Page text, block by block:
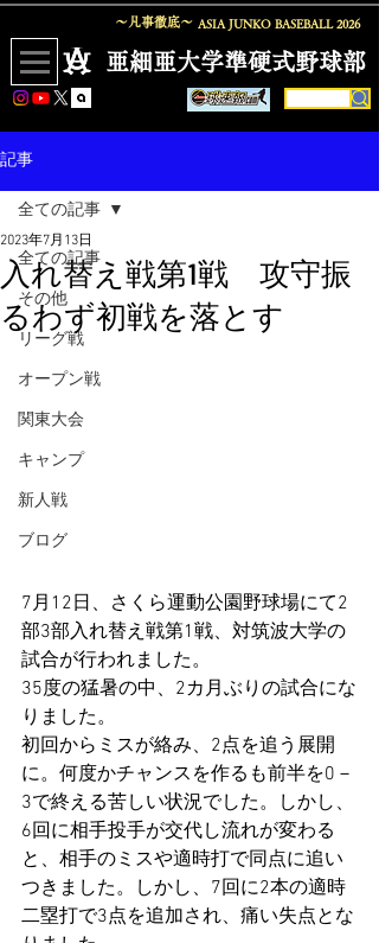
〜凡事徹底〜 ASIA JUNKO BASEBALL 2026
​亜細亜大学準硬式野球部
記事
全ての記事
その他
リーグ戦
オープン戦
関東大会
キャンプ
新人戦
ブログ
全ての記事
入れ替え戦第1戦 攻守振
るわず初戦を落とす
2023年7月13日
7月12日、さくら運動公園野球場にて2
部3部入れ替え戦第1戦、対筑波大学の
試合が行われました。
35度の猛暑の中、2カ月ぶりの試合にな
りました。
初回からミスが絡み、2点を追う展開
に。何度かチャンスを作るも前半を0－
3で終える苦しい状況でした。しかし、
6回に相手投手が交代し流れが変わる
と、相手のミスや適時打で同点に追い
つきました。しかし、7回に2本の適時
二塁打で3点を追加され、痛い失点とな